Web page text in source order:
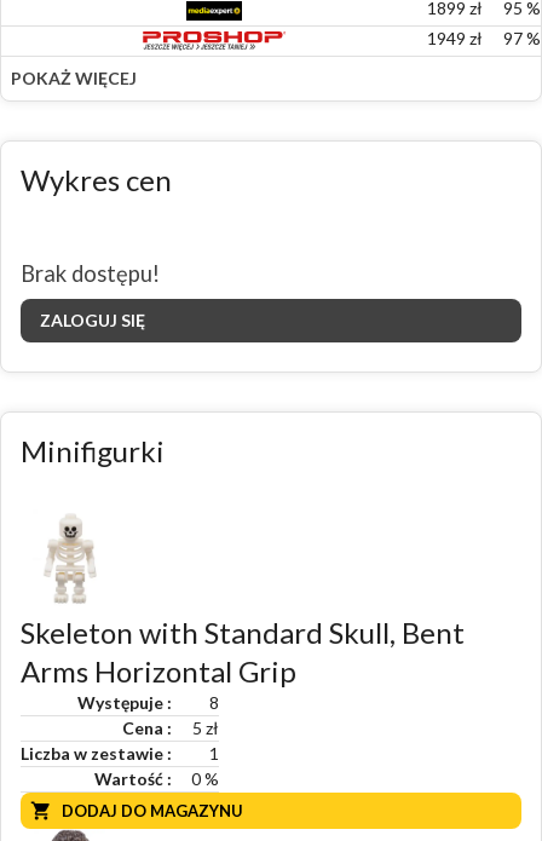
1899 zł 95 %
1949 zł 97%
POKAŻ WIĘCEJ
Wykres cen
Brak dostępu!
ZALOGUJ SIĘ
Minifigurki
Skeleton with Standard Skull, Bent
Arms Horizontal Grip
Występuje
8
Cena
5 zł
Liczba w zestawie
1
Wartość
0%
DODAJ DO MAGAZYNU